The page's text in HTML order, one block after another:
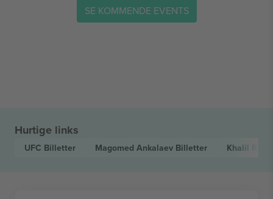
SE KOMMENDE EVENTS
Hurtige links
UFC Billetter Magomed Ankalaev Billetter Khalil